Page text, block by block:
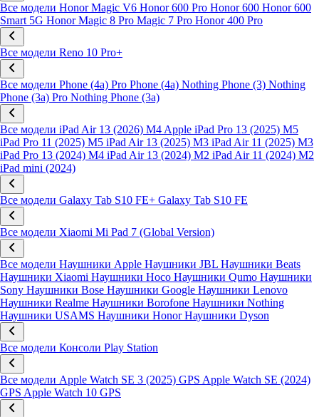
Все модели Honor Magic V6 Honor 600 Pro Honor 600 Honor 600
Smart 5G Honor Magic 8 Pro Magic 7 Pro Honor 400 Pro
Все модели Reno 10 Pro+
Все модели Phone (4a) Pro Phone (4a) Nothing Phone (3) Nothing
Phone (3a) Pro Nothing Phone (3a)
Все модели iPad Air 13 (2026) M4 Apple iPad Pro 13 (2025) M5
iPad Pro 11 (2025) M5 iPad Air 13 (2025) M3 iPad Air 11 (2025) M3
iPad Pro 13 (2024) M4 iPad Air 13 (2024) M2 iPad Air 11 (2024) M2
iPad mini (2024)
Все модели Galaxy Tab S10 FE+ Galaxy Tab S10 FE
Все модели Xiaomi Mi Pad 7 (Global Version)
Все модели Наушники Apple Наушники JBL Наушники Beats
Наушники Xiaomi Наушники Hoco Наушники Qumo Наушники
Sony Наушники Bose Наушники Google Наушники Lenovo
Наушники Realme Наушники Borofone Наушники Nothing
Наушники USAMS Наушники Honor Наушники Dyson
Все модели Консоли Play Station
Все модели Apple Watch SE 3 (2025) GPS Apple Watch SE (2024)
GPS Apple Watch 10 GPS